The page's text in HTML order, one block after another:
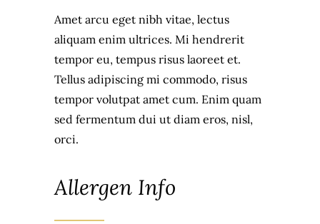
Amet arcu eget nibh vitae, lectus
aliquam enim ultrices. Mi hendrerit
tempor eu, tempus risus laoreet et.
Tellus adipiscing mi commodo, risus
tempor volutpat amet cum. Enim quam
sed fermentum dui ut diam eros, nisl,
orci.
Allergen Info